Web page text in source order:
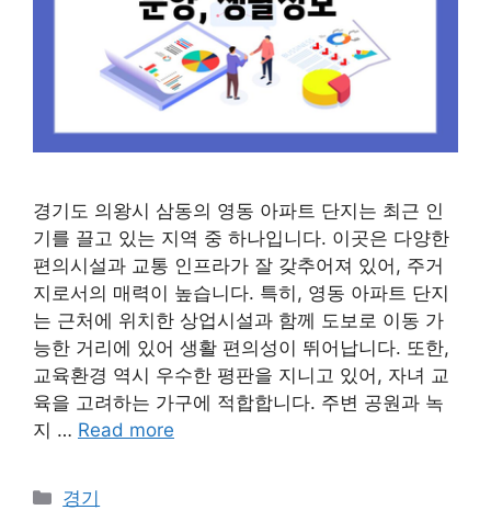
경기도 의왕시 삼동의 영동 아파트 단지는 최근 인
기를 끌고 있는 지역 중 하나입니다. 이곳은 다양한
편의시설과 교통 인프라가 잘 갖추어져 있어, 주거
지로서의 매력이 높습니다. 특히, 영동 아파트 단지
는 근처에 위치한 상업시설과 함께 도보로 이동 가
능한 거리에 있어 생활 편의성이 뛰어납니다. 또한,
교육환경 역시 우수한 평판을 지니고 있어, 자녀 교
육을 고려하는 가구에 적합합니다. 주변 공원과 녹
지 … Read more
Categories
경기